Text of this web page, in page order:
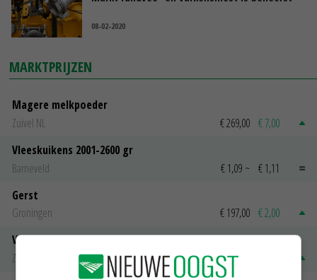
08-02-2020
MARKTPRIJZEN
Magere melkpoeder
Zuivel NL
€ 269,00 € 7,00
Vleeskuikens 2001-2600 gr
Barneveld
€ 1,09 ~ € 1,11
Gerst
Groningen
€ 197,00 € 2,00
Volle melkpoeder
Zuivel NL
€ 345,00